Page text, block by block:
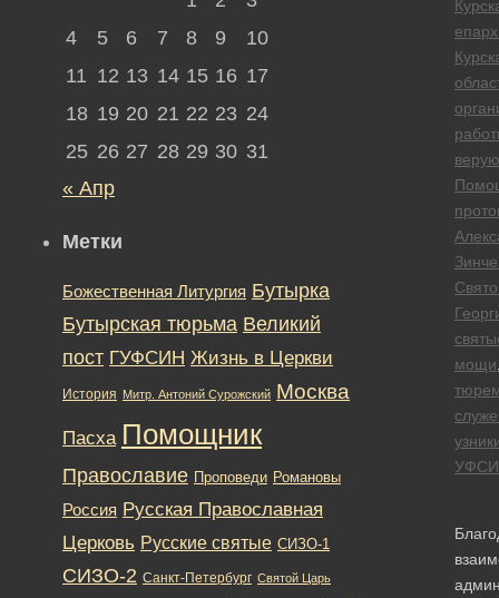
мощи
4
5 6 7 8 9
10
11 12 13 14 15 16 17
18 19 20 21 22 23 24
25 26 27 28 29 30 31
« Апр
Метки
Божественная Литургия Бутырка
Бутырская тюрьма Великий
пост ГУФСИН Жизнь в Церкви
История Митр. Антоний Сурожский Москва
Пасха Помощник
Православие Проповеди Романовы
Россия Русская Православная
Церковь Русские святые СИЗО-1
СИЗО-2 Санкт-Петербург Святой Царь